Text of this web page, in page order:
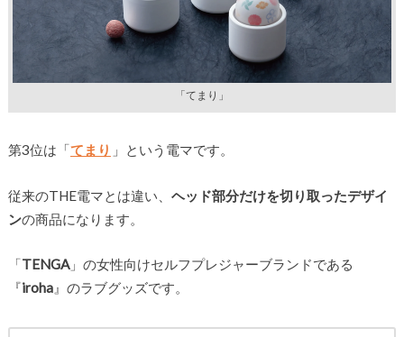
「てまり」
第3位は「てまり 」という電マです。
従来のTHE電マとは違い、 ヘッド部分だけを切り取ったデザイ
ンの商品になります。
「TENGA」の女性向けセルフプレジャーブランドである
『iroha』のラブグッズです。